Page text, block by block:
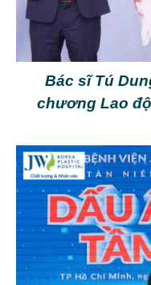
Bác sĩ Tú
chương Lao